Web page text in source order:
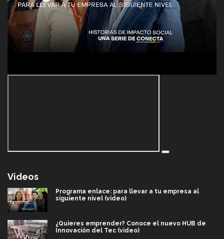
Videos
Programa enlace: para llevar a tu empresa al
siguiente nivel (video)
¿Quieres emprender? Conoce el nuevo HUB de
Innovación del Tec (video)